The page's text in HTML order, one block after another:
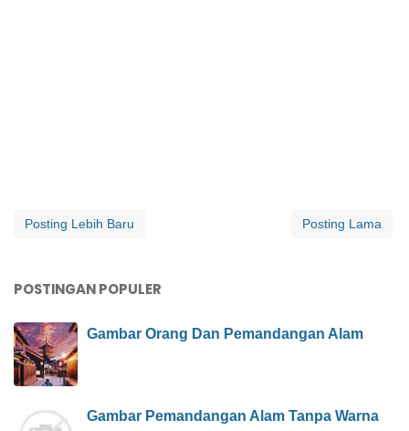
Posting Lebih Baru Posting Lama
POSTINGAN POPULER
Gambar Orang Dan Pemandangan Alam
Gambar Pemandangan Alam Tanpa Warna